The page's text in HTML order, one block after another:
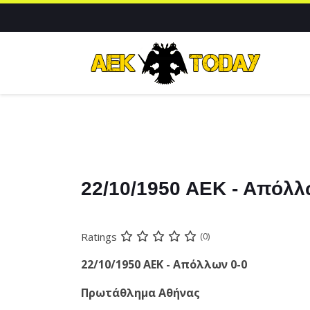
22/10/1950 ΑΕΚ -
Ratings (0)
22/10/1950 ΑΕΚ - Απόλλων 0-0
Πρωτάθλημα Αθήνας